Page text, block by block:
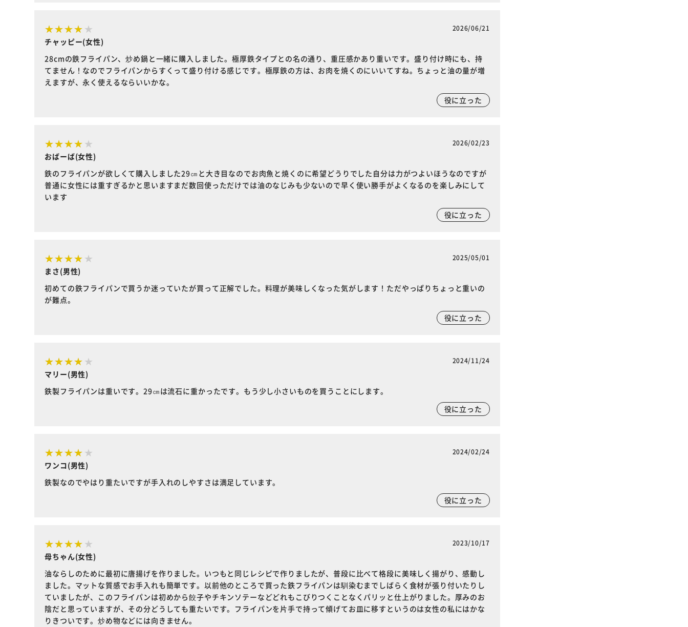
2026/06/21
チャッピー(女性)
28cmの鉄フライパン、炒め鍋と一緒に購入しました。極厚鉄タイプとの名の通り、重圧感かあり重いです。盛り付け時にも、持
てません！なのでフライパンからすくって盛り付ける感じです。極厚鉄の方は、お肉を焼くのにいいてすね。ちょっと油の量が増
えますが、永く使えるならいいかな。
役に立った
2026/02/23
おばーば(女性)
鉄のフライパンが欲しくて購入しました29㎝と大き目なのでお肉魚と焼くのに希望どうりでした自分は力がつよいほうなのですが
普通に女性には重すぎるかと思いますまだ数回使っただけでは油のなじみも少ないので早く使い勝手がよくなるのを楽しみにして
います
役に立った
2025/05/01
まさ(男性)
初めての鉄フライパンで買うか迷っていたが買って正解でした。料理が美味しくなった気がします！ただやっぱりちょっと重いの
が難点。
役に立った
2024/11/24
マリー(男性)
鉄製フライパンは重いです。29㎝は流石に重かったです。もう少し小さいものを買うことにします。
役に立った
2024/02/24
ワンコ(男性)
鉄製なのでやはり重たいですが手入れのしやすさは満足しています。
役に立った
2023/10/17
母ちゃん(女性)
油ならしのために最初に唐揚げを作りました。いつもと同じレシピで作りましたが、普段に比べて格段に美味しく揚がり、感動し
ました。マットな質感でお手入れも簡単です。以前他のところで買った鉄フライパンは馴染むまでしばらく食材が張り付いたりし
ていましたが、このフライパンは初めから餃子やチキンソテーなどどれもこびりつくことなくパリッと仕上がりました。厚みのお
陰だと思っていますが、その分どうしても重たいです。フライパンを片手で持って傾げてお皿に移すというのは女性の私にはかな
りきついです。炒め物などには向きません。
※ご確認ください